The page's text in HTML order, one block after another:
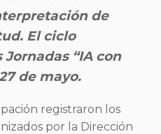
de
El ciclo
“IA con
de mayo.
registraron los
por la Dirección